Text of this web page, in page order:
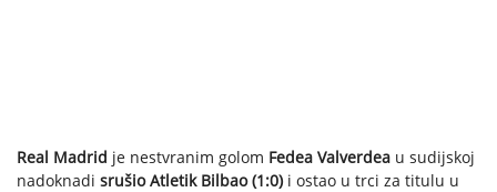
Real Madrid je nestvranim golom Fedea Valverdea u sudijskoj
nadoknadi srušio Atletik Bilbao (1:0) i ostao u trci za titulu u